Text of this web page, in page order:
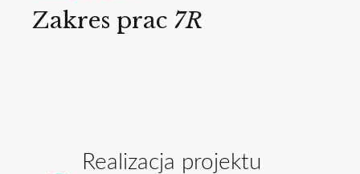
Zakres prac 7R
Realizacja projektu